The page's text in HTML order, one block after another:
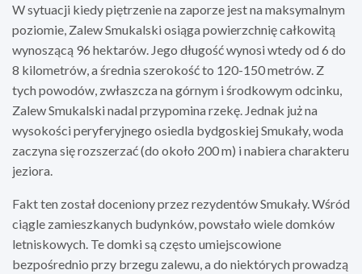
W sytuacji kiedy piętrzenie na zaporze jest na maksymalnym
poziomie, Zalew Smukalski osiąga powierzchnię całkowitą
wynoszącą 96 hektarów. Jego długość wynosi wtedy od 6 do
8 kilometrów, a średnia szerokość to 120-150 metrów. Z
tych powodów, zwłaszcza na górnym i środkowym odcinku,
Zalew Smukalski nadal przypomina rzekę. Jednak już na
wysokości peryferyjnego osiedla bydgoskiej Smukały, woda
zaczyna się rozszerzać (do około 200 m) i nabiera charakteru
jeziora.
Fakt ten został doceniony przez rezydentów Smukały. Wśród
ciągle zamieszkanych budynków, powstało wiele domków
letniskowych. Te domki są często umiejscowione
bezpośrednio przy brzegu zalewu, a do niektórych prowadzą